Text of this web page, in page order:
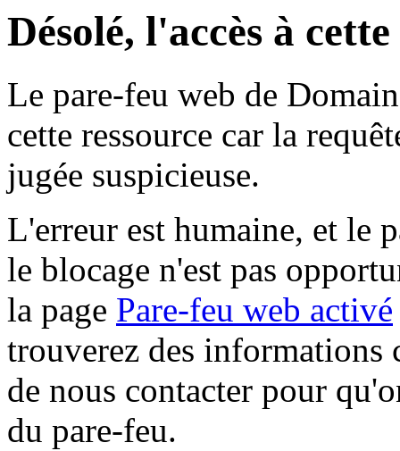
Désolé, l'accès à
Le pare-feu web de
cette ressource car la
jugée suspicieuse.
L'erreur est humaine, et le
le blocage n'est pas
la page Pare-feu web activé
trouverez des informations
de nous contacter pour
du pare-feu.